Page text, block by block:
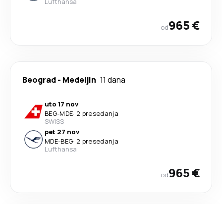
od965 €
Beograd- Medeljin 11 dana
uto 17 nov
BEG-MDE· 2 presedanja
SWISS
pet 27 nov
MDE-BEG· 2 presedanja
Lufthansa
od965 €